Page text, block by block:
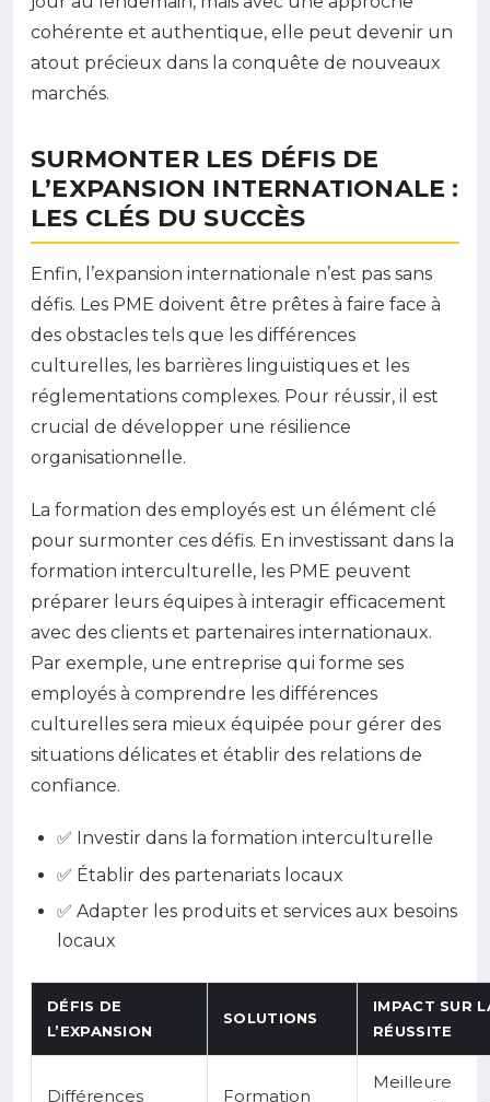
cohérente et authentique, elle peut devenir un
atout précieux dans la conquête de nouveaux
marchés.
SURMONTER LES DÉFIS DE
L’EXPANSION INTERNATIONALE :
LES CLÉS DU SUCCÈS
Enfin, l’expansion internationale n’est pas sans
défis. Les PME doivent être prêtes à faire face à
des obstacles tels que les différences
culturelles, les barrières linguistiques et les
réglementations complexes. Pour réussir, il est
crucial de développer une résilience
organisationnelle.
La formation des employés est un élément clé
pour surmonter ces défis. En investissant dans la
formation interculturelle, les PME peuvent
préparer leurs équipes à interagir efficacement
avec des clients et partenaires internationaux.
Par exemple, une entreprise qui forme ses
employés à comprendre les différences
culturelles sera mieux équipée pour gérer des
situations délicates et établir des relations de
confiance.
✅ Investir dans la formation interculturelle
✅ Établir des partenariats locaux
✅ Adapter les produits et services aux besoins
locaux
DÉFIS DE
L’EXPANSION
SOLUTIONS
IMPACT SUR
RÉUSSITE
Différences
Formation
Meilleure